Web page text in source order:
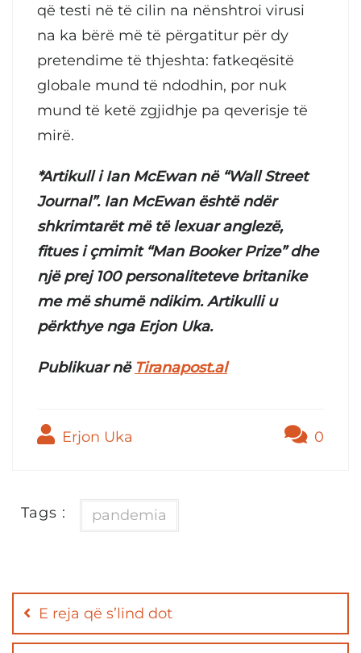
që testi në të cilin na nënshtroi virusi
na ka bërë më të përgatitur për dy
pretendime të thjeshta: fatkeqësitë
globale mund të ndodhin, por nuk
mund të ketë zgjidhje pa qeverisje të
mirë.
*Artikull i Ian McEwan në “Wall Street
Journal”. Ian McEwan është ndër
shkrimtarët më të lexuar anglezë,
fitues i çmimit “Man Booker Prize” dhe
një prej 100 personaliteteve britanike
me më shumë ndikim. Artikulli u
përkthye nga Erjon Uka.
Publikuar në Tiranapost.al
Erjon Uka 0
Tags : pandemia
navigation
E reja që s’lind dot